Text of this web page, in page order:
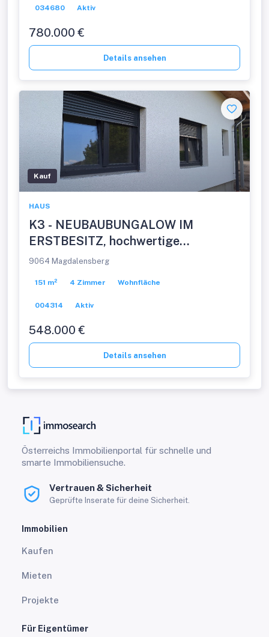
034680 Aktiv
780.000 €
Details ansehen
Kauf
HAUS
K3 - NEUBAUBUNGALOW IM
ERSTBESITZ, hochwertige
Ausstattung, schlüsselfertig,
9064 Magdalensberg
151 m² 4 Zimmer Wohnfläche
004314 Aktiv
548.000 €
Details ansehen
Österreichs Immobilienportal für schnelle und
smarte Immobiliensuche.
Vertrauen & Sicherheit
Geprüfte Inserate für deine Sicherheit.
Immobilien
Kaufen
Mieten
Projekte
Für Eigentümer